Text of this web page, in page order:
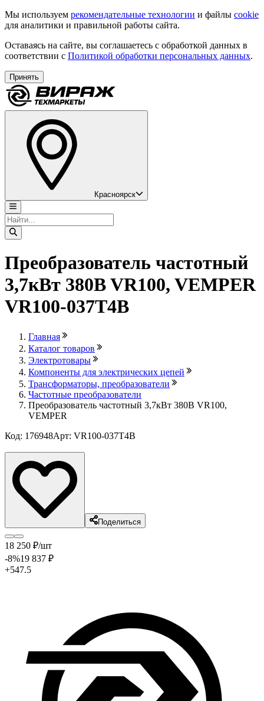
Мы используем рекомендательные технологии и файлы cookie
для аналитики и правильной работы сайта.
Оставаясь на сайте, вы соглашаетесь с обработкой данных в
соответствии с Политикой обработки персональных данных.
Принять
Красноярск
Преобразователь частотный
3,7кВт 380B VR100, VEMPER
VR100-037Т4В
Главная
Каталог товаров
Электротовары
Компоненты для электрических цепей
Трансформаторы, преобразователи
Частотные преобразователи
Преобразователь частотный 3,7кВт 380B VR100,
VEMPER
Код: 176948Арт: VR100-037Т4В
Поделиться
18 250 ₽/шт
-8%19 837 ₽
+547.5